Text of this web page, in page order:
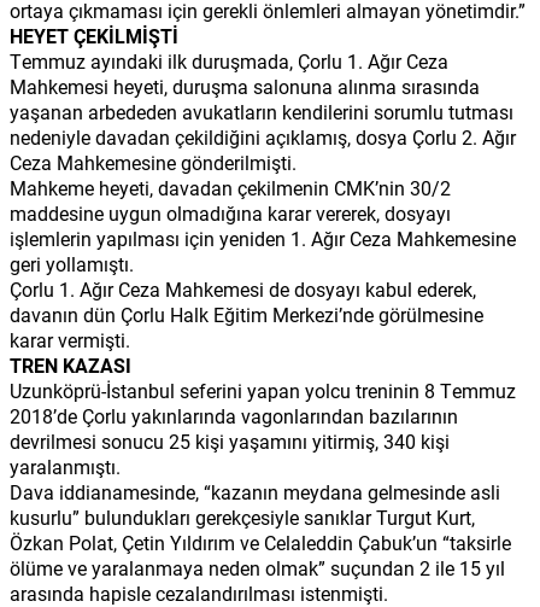
ortaya çıkmaması için gerekli önlemleri almayan yönetimdir.”
HEYET ÇEKİLMİŞTİ
Temmuz ayındaki ilk duruşmada, Çorlu 1. Ağır Ceza
Mahkemesi heyeti, duruşma salonuna alınma sırasında
yaşanan arbededen avukatların kendilerini sorumlu tutması
nedeniyle davadan çekildiğini açıklamış, dosya Çorlu 2. Ağır
Ceza Mahkemesine gönderilmişti.
Mahkeme heyeti, davadan çekilmenin CMK’nin 30/2
maddesine uygun olmadığına karar vererek, dosyayı
işlemlerin yapılması için yeniden 1. Ağır Ceza Mahkemesine
geri yollamıştı.
Çorlu 1. Ağır Ceza Mahkemesi de dosyayı kabul ederek,
davanın dün Çorlu Halk Eğitim Merkezi’nde görülmesine
karar vermişti.
TREN KAZASI
Uzunköprü-İstanbul seferini yapan yolcu treninin 8 Temmuz
2018’de Çorlu yakınlarında vagonlarından bazılarının
devrilmesi sonucu 25 kişi yaşamını yitirmiş, 340 kişi
yaralanmıştı.
Dava iddianamesinde, “kazanın meydana gelmesinde asli
kusurlu” bulundukları gerekçesiyle sanıklar Turgut Kurt,
Özkan Polat, Çetin Yıldırım ve Celaleddin Çabuk’un “taksirle
ölüme ve yaralanmaya neden olmak” suçundan 2 ile 15 yıl
arasında hapisle cezalandırılması istenmişti.